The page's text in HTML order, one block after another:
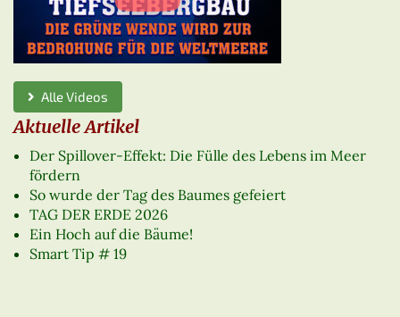
Alle Videos
Aktuelle Artikel
Der Spillover-Effekt: Die Fülle des Lebens im Meer
fördern
So wurde der Tag des Baumes gefeiert
TAG DER ERDE 2026
Ein Hoch auf die Bäume!
Smart Tip # 19